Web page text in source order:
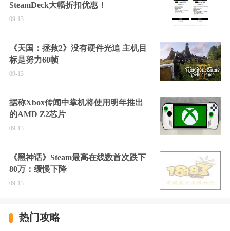
SteamDeck大幅折扣优惠！
09-13
《天国：拯救2》没有硬件光追 主机目
标是努力60帧
09-13
据称Xbox传闻中掌机将使用明年推出
的AMD Z2芯片
09-13
《黑神话》Steam最高在线数首次跌下
80万：缓慢下降
09-13
热门攻略